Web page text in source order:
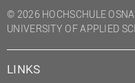
Science to Business
Studierendensekretariat
Studium und Lehre
© 2026 HOCHSCHULE
UNIVERSITY OF APPLIED
LINKS